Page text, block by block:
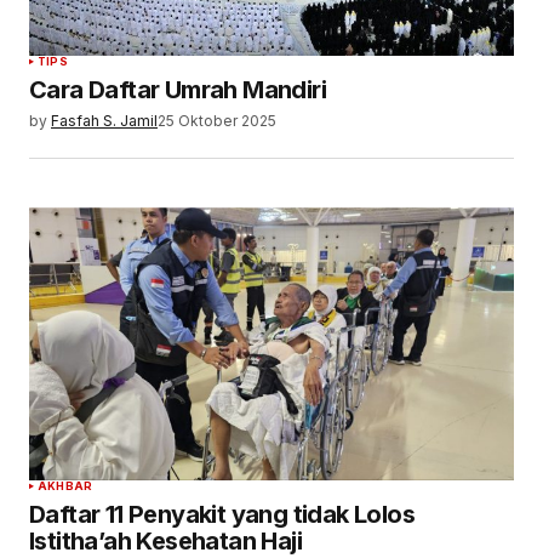
TIPS
Cara Daftar Umrah Mandiri
by Fasfah S. Jamil25 Oktober 2025
AKHBAR
Daftar 11 Penyakit yang tidak Lolos
Istitha’ah Kesehatan Haji